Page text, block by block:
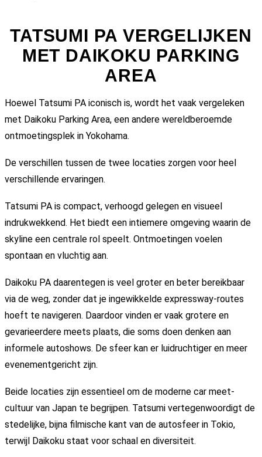
TATSUMI PA VERGELIJKEN
MET DAIKOKU PARKING
AREA
Hoewel Tatsumi PA iconisch is, wordt het vaak vergeleken
met Daikoku Parking Area, een andere wereldberoemde
ontmoetingsplek in Yokohama.
De verschillen tussen de twee locaties zorgen voor heel
verschillende ervaringen.
Tatsumi PA is compact, verhoogd gelegen en visueel
indrukwekkend. Het biedt een intiemere omgeving waarin de
skyline een centrale rol speelt. Ontmoetingen voelen
spontaan en vluchtig aan.
Daikoku PA daarentegen is veel groter en beter bereikbaar
via de weg, zonder dat je ingewikkelde expressway-routes
hoeft te navigeren. Daardoor vinden er vaak grotere en
gevarieerdere meets plaats, die soms doen denken aan
informele autoshows. De sfeer kan er luidruchtiger en meer
evenementgericht zijn.
Beide locaties zijn essentieel om de moderne car meet-
cultuur van Japan te begrijpen. Tatsumi vertegenwoordigt de
stedelijke, bijna filmische kant van de autosfeer in Tokio,
terwijl Daikoku staat voor schaal en diversiteit.